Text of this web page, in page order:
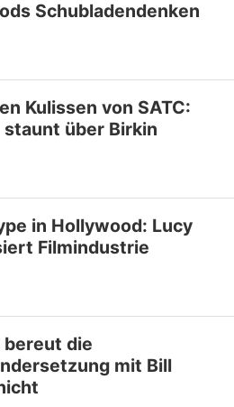
Schubladendenken
Kulissen von SATC:
staunt über Birkin
in Hollywood: Lucy
Filmindustrie
bereut die
mit Bill